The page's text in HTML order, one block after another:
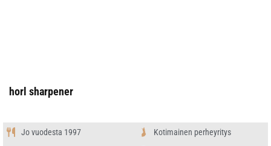
horl sharpener
Jo vuodesta 1997
Kotimainen perheyritys